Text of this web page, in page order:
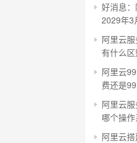
好消息
2029年3
阿里云
有什么区
阿里云
费还是99
阿里云
哪个操作
阿里云